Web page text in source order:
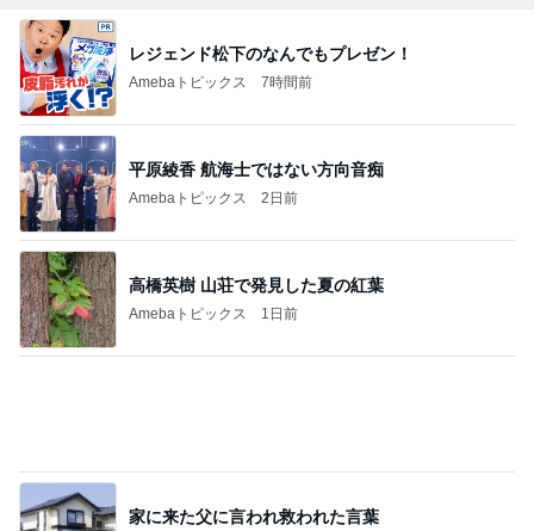
レジェンド松下のなんでもプレゼン！
Amebaトピックス 7時間前
平原綾香 航海士ではない方向音痴
Amebaトピックス 2日前
高橋英樹 山荘で発見した夏の紅葉
Amebaトピックス 1日前
家に来た父に言われ救われた言葉